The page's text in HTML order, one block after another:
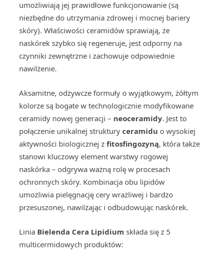
umożliwiają jej prawidłowe funkcjonowanie (są
niezbędne do utrzymania zdrowej i mocnej bariery
skóry). Właściwości ceramidów sprawiają, że
naskórek szybko się regeneruje, jest odporny na
czynniki zewnętrzne i zachowuje odpowiednie
nawilżenie.
Aksamitne, odżywcze formuły o wyjątkowym, żółtym
kolorze są bogate w technologicznie modyfikowane
ceramidy nowej generacji – neoceramidy. Jest to
połączenie unikalnej struktury ceramidu o wysokiej
aktywności biologicznej z fitosfingozyną, która także
stanowi kluczowy element warstwy rogowej
naskórka – odgrywa ważną rolę w procesach
ochronnych skóry. Kombinacja obu lipidów
umożliwia pielęgnację cery wrażliwej i bardzo
przesuszonej, nawilżając i odbudowując naskórek.
Linia Bielenda Cera Lipidium składa się z 5
multicermidowych produktów: